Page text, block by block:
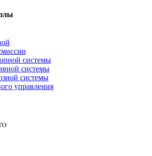
системы
системы
системы
управления